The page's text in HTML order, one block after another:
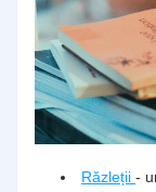
Răzleții -